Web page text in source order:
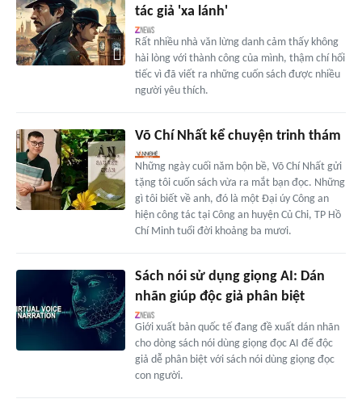
tác giả 'xa lánh'
Rất nhiều nhà văn lừng danh cảm thấy không
hài lòng với thành công của mình, thậm chí hối
tiếc vì đã viết ra những cuốn sách được nhiều
người yêu thích.
Võ Chí Nhất kể chuyện trinh thám
Những ngày cuối năm bộn bề, Võ Chí Nhất gửi
tặng tôi cuốn sách vừa ra mắt bạn đọc. Những
gì tôi biết về anh, đó là một Đại úy Công an
hiện công tác tại Công an huyện Củ Chi, TP Hồ
Chí Minh tuổi đời khoảng ba mươi.
Sách nói sử dụng giọng AI: Dán
nhãn giúp độc giả phân biệt
Giới xuất bản quốc tế đang đề xuất dán nhãn
cho dòng sách nói dùng giọng đọc AI để độc
giả dễ phân biệt với sách nói dùng giọng đọc
con người.